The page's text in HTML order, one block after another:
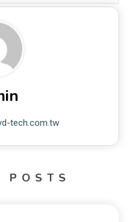
tech.com.tw
POSTS